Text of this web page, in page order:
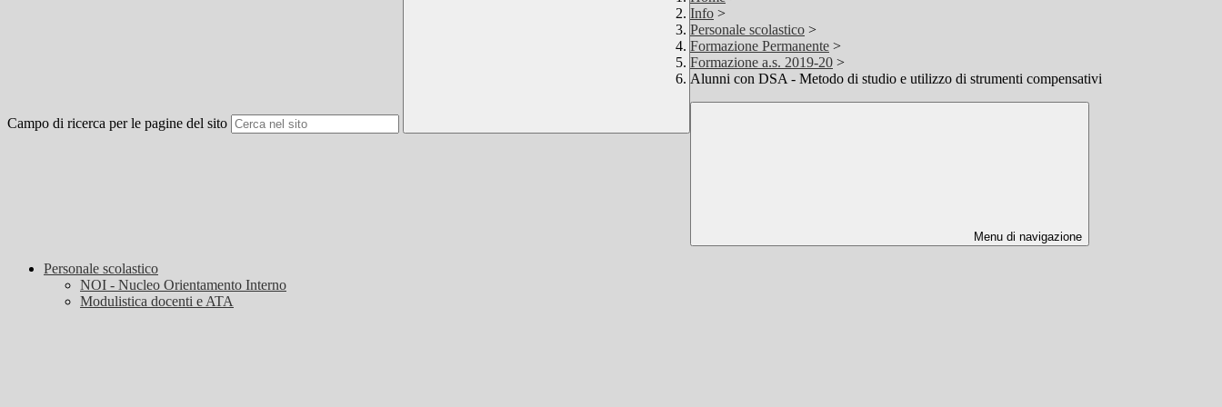
Campo di ricerca per le pagine del sito
Info >
Personale scolastico >
Formazione Permanente >
Formazione a.s. 2019-20 >
Alunni con DSA - Metodo di studio e utilizzo di strumenti compensativi
Menu di navigazione
Personale scolastico
NOI - Nucleo Orientamento Interno
Modulistica docenti e ATA